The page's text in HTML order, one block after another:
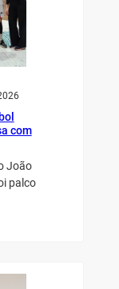
com
João
palco